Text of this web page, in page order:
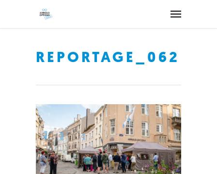
REPORTAGE_062